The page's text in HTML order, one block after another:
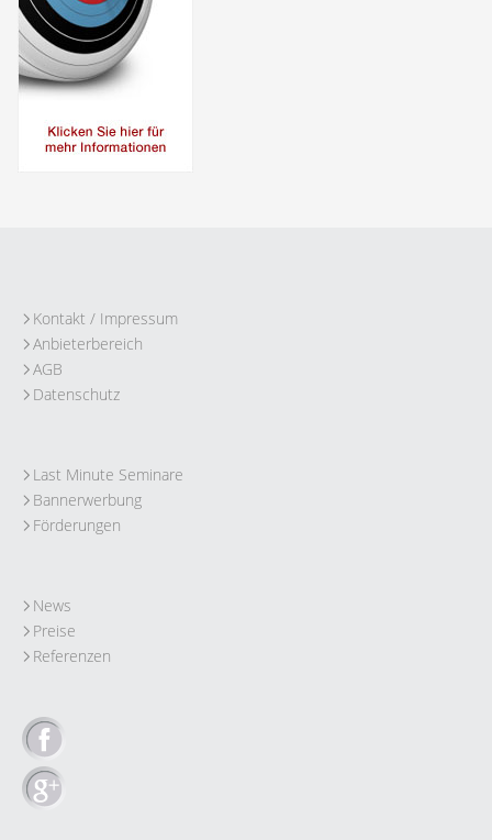
Kontakt / Impressum
Anbieterbereich
AGB
Datenschutz
Last Minute Seminare
Bannerwerbung
Förderungen
News
Preise
Referenzen